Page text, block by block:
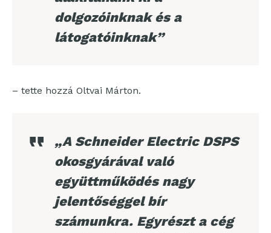
dolgozóinknak és a
látogatóinknak”
– tette hozzá Oltvai Márton.
„A Schneider Electric DSPS
okosgyárával való
együttműködés nagy
jelentőséggel bír
számunkra. Egyrészt a cég